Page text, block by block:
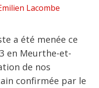
Lacombe
a été menée ce
en Meurthe-et-
de nos
confirmée par le